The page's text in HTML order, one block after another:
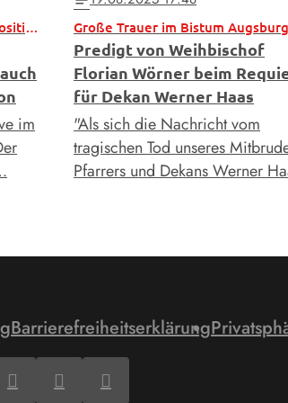
Unabhängige Studie bestätigt positive Entwicklung
im
Große Trauer im Bistum Augsburg
Predigt von Weihbischof
Florian Wörner beim
für Dekan Werner Haas
"Als sich die Nachricht vom
tragischen Tod unseres
Pfarrers und Dekans Werner
Barrierefreiheitserklärung